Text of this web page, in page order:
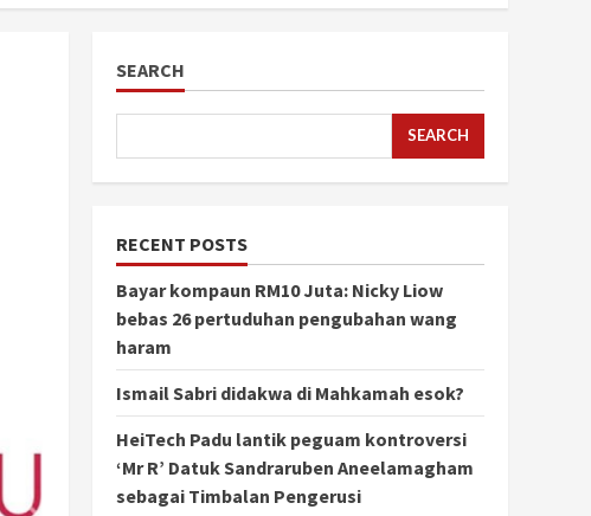
SEARCH
SEARCH
RECENT POSTS
Bayar kompaun RM10 Juta: Nicky Liow
bebas 26 pertuduhan pengubahan wang
haram
Ismail Sabri didakwa di Mahkamah esok?
HeiTech Padu lantik peguam kontroversi
‘Mr R’ Datuk Sandraruben Aneelamagham
sebagai Timbalan Pengerusi